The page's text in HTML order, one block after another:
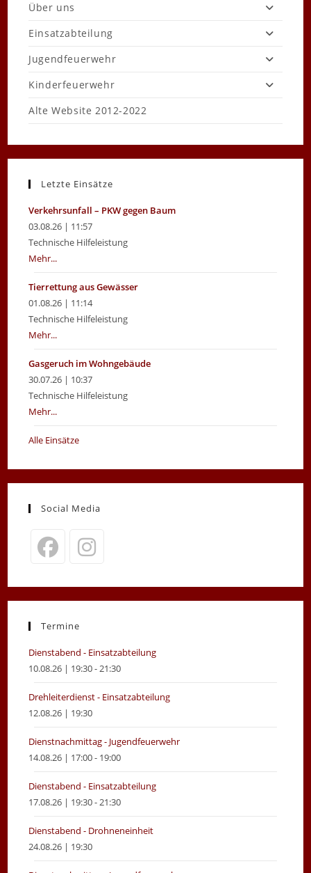
Über uns
Einsatzabteilung
Jugendfeuerwehr
Kinderfeuerwehr
Alte Website 2012-2022
Letzte Einsätze
Verkehrsunfall – PKW gegen Baum
03.08.26 | 11:57
Technische Hilfeleistung
Mehr...
Tierrettung aus Gewässer
01.08.26 | 11:14
Technische Hilfeleistung
Mehr...
Gasgeruch im Wohngebäude
30.07.26 | 10:37
Technische Hilfeleistung
Mehr...
Alle Einsätze
Social Media
in
new
in
new
Termine
Dienstabend - Einsatzabteilung
10.08.26 | 19:30 - 21:30
Drehleiterdienst - Einsatzabteilung
12.08.26 | 19:30
Dienstnachmittag - Jugendfeuerwehr
14.08.26 | 17:00 - 19:00
Dienstabend - Einsatzabteilung
17.08.26 | 19:30 - 21:30
Dienstabend - Drohneneinheit
24.08.26 | 19:30